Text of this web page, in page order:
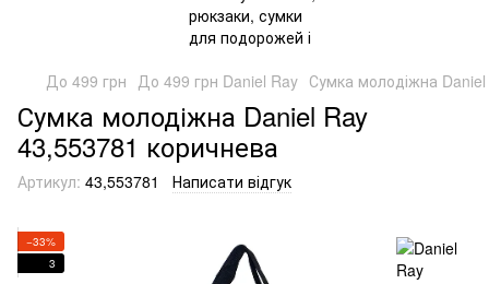
До 499 грн До 499 грн Daniel Ray Сумка молодіжна
Сумка молодіжна Daniel Ray
43,553781 коричнева
Артикул: 43,553781 Написати відгук
−33%
3